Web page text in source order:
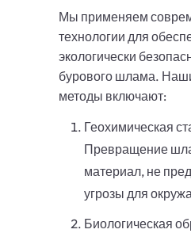
Мы применяем
технологии для
экологически
бурового шлама.
методы включают:
Геохимическая
Превращение
материал, не
угрозы для
Биологическая